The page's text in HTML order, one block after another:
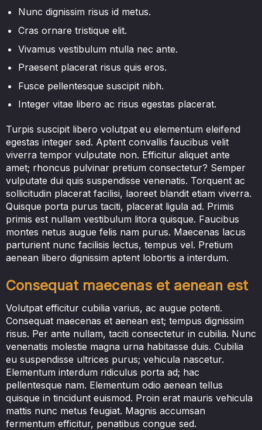
Nunc dignissim risus id metus.
Cras ornare tristique elit.
Vivamus vestibulum ntulla nec ante.
Praesent placerat risus quis eros.
Fusce pellentesque suscipit nibh.
Integer vitae libero ac risus egestas placerat.
Turpis suscipit libero volutpat eu elementum eleifend
egestas integer sed. Aptent convallis faucibus velit
viverra tempor vulputate non. Efficitur aliquet ante
amet; rhoncus pulvinar pretium consectetur? Semper
vulputate dui quis suspendisse venenatis. Torquent ac
sollicitudin placerat facilisi, laoreet blandit etiam viverra.
Quisque porta purus taciti, placerat ligula ad. Primis
primis est nullam vestibulum litora quisque. Faucibus
montes netus augue felis nam purus. Maecenas lacus
parturient nunc facilisis lectus, tempus vel. Pretium
aenean libero dignissim aptent lobortis a interdum.
Consequat maecenas et aenean est
Volutpat efficitur cubilia varius, ac augue potenti.
Consequat maecenas et aenean est; tempus dignissim
risus. Per ante nullam, taciti consectetur in cubilia. Nunc
venenatis molestie magna urna habitasse duis. Cubilia
eu suspendisse ultrices purus; vehicula nascetur.
Elementum interdum ridiculus porta ad; hac
pellentesque nam. Elementum odio aenean tellus
quisque in tincidunt euismod. Proin erat mauris vehicula
mattis nunc metus feugiat. Magnis accumsan
fermentum efficitur, penatibus congue sed.